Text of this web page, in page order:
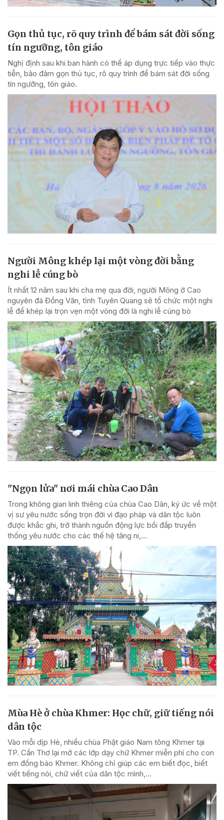
Gọn thủ tục, rõ quy trình để bám sát đời sống
tín ngưỡng, tôn giáo
Nghị định sau khi ban hành có thể áp dụng trực tiếp vào thực
tiễn, bảo đảm gọn thủ tục, rõ quy trình để bám sát đời sống
tín ngưỡng, tôn giáo.
Người Mông khép lại một vòng đời bằng
nghi lễ cúng bò
Ít nhất 12 năm sau khi cha mẹ qua đời, người Mông ở Cao
nguyên đá Đồng Văn, tỉnh Tuyên Quang sẽ tổ chức một nghi
lễ để khép lại trọn vẹn một vòng đời là nghi lễ cúng bò
"Ngọn lửa" nơi mái chùa Cao Dân
Trong không gian linh thiêng của chùa Cao Dân, ký ức về một
vị sư yêu nước sống trọn đời vì đạo pháp và dân tộc luôn
được khắc ghi, trở thành nguồn động lực bồi đắp truyền
thống yêu nước cho các thế hệ tăng ni,...
Mùa Hè ở chùa Khmer: Học chữ, giữ tiếng nói
dân tộc
Vào mỗi dịp Hè, nhiều chùa Phật giáo Nam tông Khmer tại
TP. Cần Thơ lại mở các lớp dạy chữ Khmer miễn phí cho con
em đồng bào Khmer. Không chỉ giúp các em biết đọc, biết
viết tiếng nói, chữ viết của dân tộc mình,...